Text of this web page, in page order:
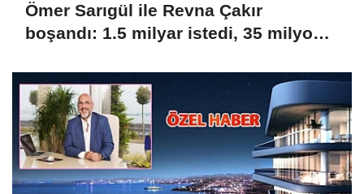
Ömer Sarıgül ile Revna Çakır
boşandı: 1.5 milyar istedi, 35 milyon